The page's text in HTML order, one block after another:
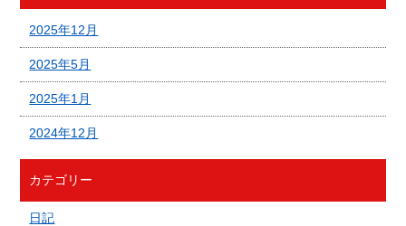
2025年12月
2025年5月
2025年1月
2024年12月
カテゴリー
日記